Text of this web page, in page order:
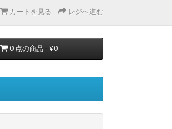
カートを見る レジへ進む
0 点の商品 - ¥0